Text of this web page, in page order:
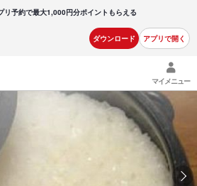
リ予約で最大1,000円分ポイントもらえる
ダウンロード アプリで開く
マイメニュー